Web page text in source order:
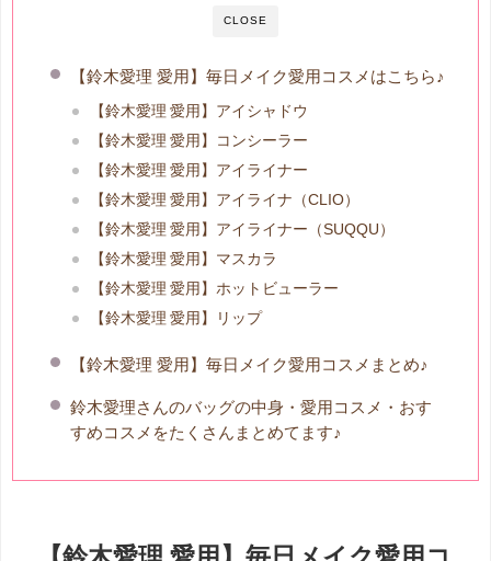
CLOSE
【鈴木愛理 愛用】毎日メイク愛用コスメはこちら♪
【鈴木愛理 愛用】アイシャドウ
【鈴木愛理 愛用】コンシーラー
【鈴木愛理 愛用】アイライナー
【鈴木愛理 愛用】アイライナ（CLIO）
【鈴木愛理 愛用】アイライナー（SUQQU）
【鈴木愛理 愛用】マスカラ
【鈴木愛理 愛用】ホットビューラー
【鈴木愛理 愛用】リップ
【鈴木愛理 愛用】毎日メイク愛用コスメまとめ♪
鈴木愛理さんのバッグの中身・愛用コスメ・おす
すめコスメをたくさんまとめてます♪